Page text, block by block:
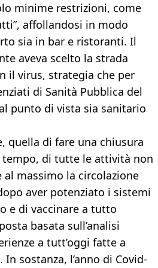
minime restrizioni, come
affollandosi in modo
sia in bar e ristoranti. Il
aveva scelto la strada
il virus, strategia che per
di Sanità Pubblica del
punto di vista sia sanitario
quella di fare una chiusura
di tutte le attività non
massimo la circolazione
aver potenziato i sistemi
e di vaccinare a tutto
basata sull’analisi
a tutt’oggi fatte a
sostanza, l’anno di Covid-